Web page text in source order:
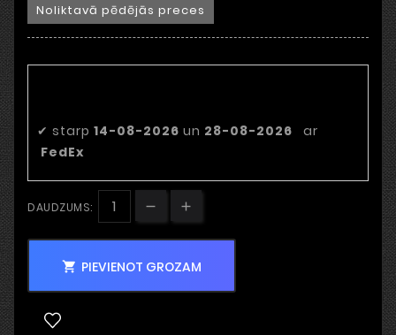
Noliktavā pēdējās preces
✔ starp 14-08-2026 un 28-08-2026
ar
FedEx
DAUDZUMS:
 PIEVIENOT GROZAM